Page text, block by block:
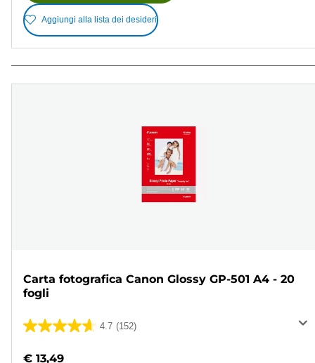
Aggiungi alla lista dei desideri
Carta fotografica Canon Glossy GP-501 A4 - 20
fogli
4.7 (152)
4.7
€ 13,49